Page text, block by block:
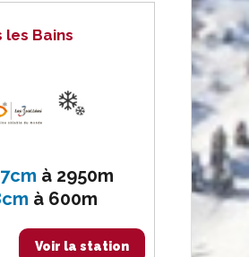
les Bains
à 2950m
à 600m
Voir la station